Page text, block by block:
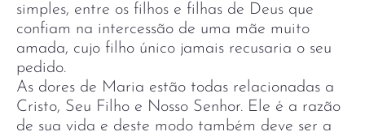
simples, entre os filhos e filhas de Deus que
confiam na intercessão de uma mãe muito
amada, cujo filho único jamais recusaria o seu
pedido.
As dores de Maria estão todas relacionadas a
Cristo, Seu Filho e Nosso Senhor. Ele é a razão
de sua vida e deste modo também deve ser a